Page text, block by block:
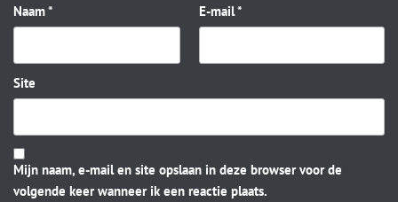
Naam* E-mail*
Site
Mijn naam, e-mail en site opslaan in deze browser voor de
volgende keer wanneer ik een reactie plaats.